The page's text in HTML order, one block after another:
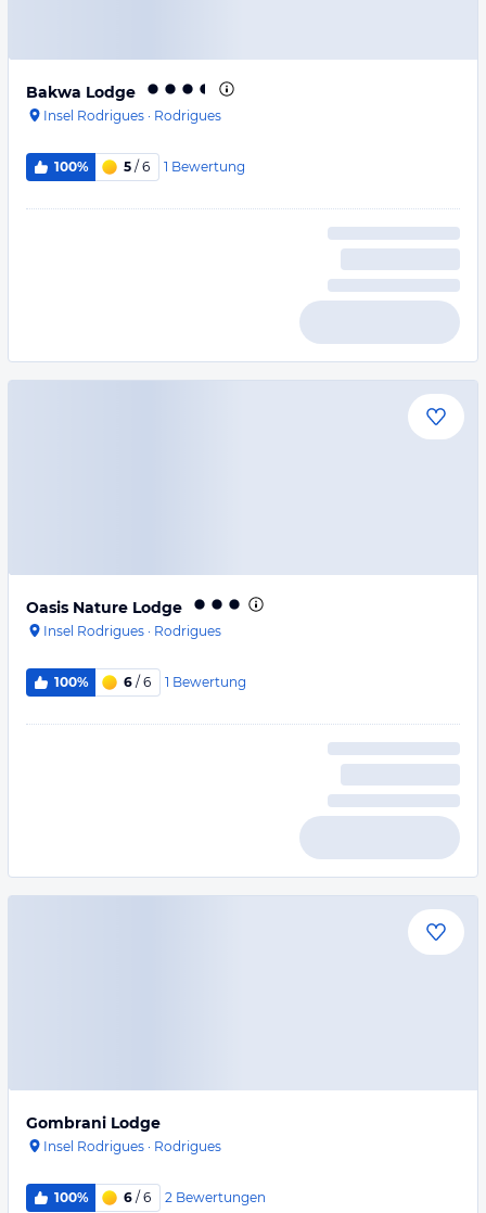
Bakwa Lodge
Insel Rodrigues · Rodrigues
100% 5 / 6 1 Bewertung
Oasis Nature Lodge
Insel Rodrigues · Rodrigues
100% 6 / 6 1 Bewertung
Gombrani Lodge
Insel Rodrigues · Rodrigues
100% 6 / 6 2 Bewertungen